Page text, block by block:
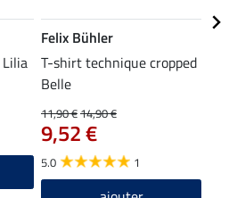
Felix Bühler
T-shirt technique cropped
Belle
11,90 €14,90 €
9,52 €
5.0 1